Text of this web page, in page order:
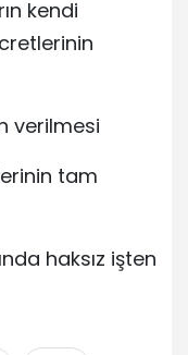
kendi
verilmesi
tam
haksız işten